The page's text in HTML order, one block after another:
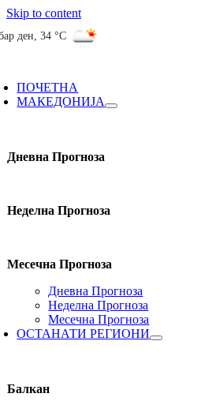
Skip to content
ден,34 °C
ПОЧЕТНА
МАКЕДОНИЈА
Дневна Прогноза
Неделна Прогноза
Месечна Прогноза
Дневна Прогноза
Неделна Прогноза
Месечна Прогноза
ОСТАНАТИ РЕГИОНИ
Балкан